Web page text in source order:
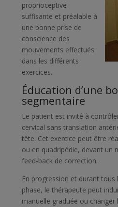
proprioceptive
suffisante et préalable à
une bonne prise de
conscience des
mouvements effectués
dans les différents
exercices.
Éducation d’une
segmentaire
Le patient est invité à
cervical sans translation
tête. Cet exercice peut être
ou en quadripédie, devant un
feed-back de correction.
En progression et durant tous
phase, le thérapeute peut
manuelle graduée ou